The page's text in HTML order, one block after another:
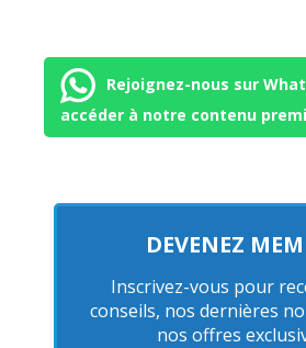
Rejoignez-nous sur
accéder à notre contenu
DEVENEZ
Inscrivez-vous pour
conseils, nos dernières
nos offres